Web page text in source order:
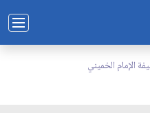
الإمام الخميني